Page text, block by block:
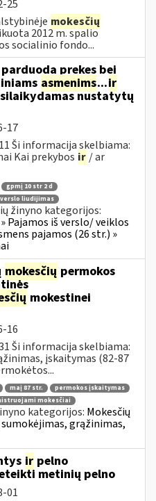
25
mokesčių
2012 m. spalio
socialinio fondo...
prekes bei
asmenims...ir
nustatytų
17
Ši informacija skelbiama:
Kai prekybos ir / ar
gpmį 10 str 2 d
liudijimas
žinyno kategorijos:
Pajamos iš verslo/ veiklos
pajamos (26 str.) »
mokesčių permokos
mokestinei
16
Ši informacija skelbiama:
įskaitymas (82-87
maį 87 str.
permokos įskaitymas
mokesčiai
kategorijos: Mokesčių
grąžinimas,
ir pelno
metinių pelno
01